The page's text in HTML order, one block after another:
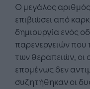
Ο μεγάλος
επιβιώσει από
δημιουργία ενός
παρενεργειών
των θεραπειών, οι
επομένως δεν
συζητήθηκαν οι